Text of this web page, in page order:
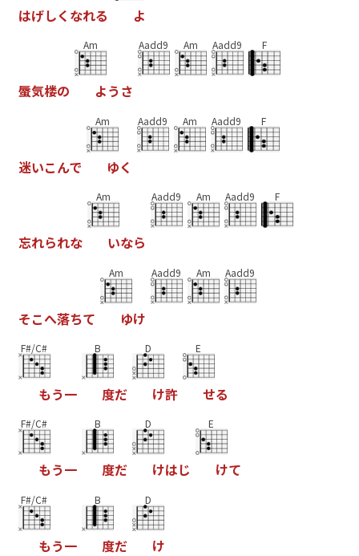
はげしく なれる よ
蜃気楼の
Am
よう さ
Aadd9 Am Aadd9 F
迷いこんで
Am
ゆく
Aadd9 Am Aadd9 F
忘れられな
Am
いなら
Aadd9 Am Aadd9 F
そこへ落ちて
Am
ゆけ
Aadd9 Am Aadd9
F#/C#
もう一
B
度だ
D
け許
E
せる
F#/C#
もう一
B
度だ
D
けはじ
E
けて
F#/C#
もう一
B
度だ
D
け